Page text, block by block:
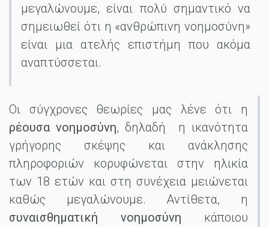
μεγαλώνουμε, είναι πολύ σημαντικό να
σημειωθεί ότι η «ανθρώπινη νοημοσύνη»
είναι μια ατελής επιστήμη που ακόμα
αναπτύσσεται.
Οι σύγχρονες θεωρίες μας λένε ότι η
ρέουσα νοημοσύνη, δηλαδή η ικανότητα
γρήγορης σκέψης και ανάκλησης
πληροφοριών κορυφώνεται στην ηλικία
των 18 ετών και στη συνέχεια μειώνεται
καθώς μεγαλώνουμε. Αντίθετα, η
συναισθηματική νοημοσύνη κάποιου